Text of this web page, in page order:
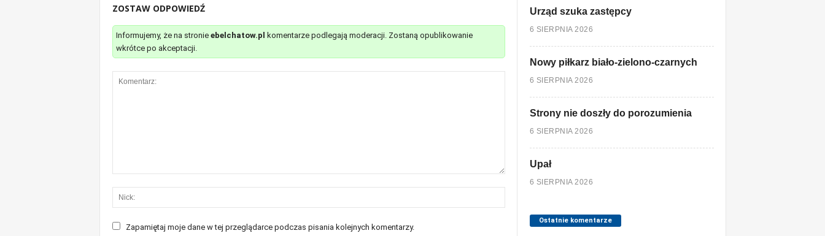
ZOSTAW ODPOWIEDŹ
Informujemy, że na stronie ebelchatow.pl
komentarze podlegają moderacji. Zostaną opublikowanie
wkrótce po akceptacji.
Zapamiętaj moje dane w tej przeglądarce podczas pisania kolejnych komentarzy.
Urząd szuka zastępcy
6 SIERPNIA 2026
Nowy piłkarz biało-zielono-czarnych
6 SIERPNIA 2026
Strony nie doszły do porozumienia
6 SIERPNIA 2026
Upał
6 SIERPNIA 2026
Ostatnie komentarze